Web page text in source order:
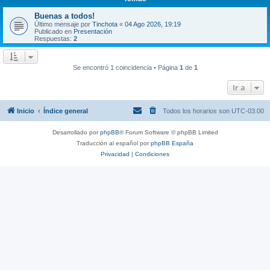
Buenas a todos!
Último mensaje por Tinchota « 04 Ago 2026, 19:19
Publicado en Presentación
Respuestas: 2
Se encontró 1 coincidencia • Página 1 de 1
Ir a
Inicio Índice general Todos los horarios son UTC-03:00
Desarrollado porphpBB® Forum Software © phpBB Limited
Traducción al español porphpBB España
Privacidad | Condiciones